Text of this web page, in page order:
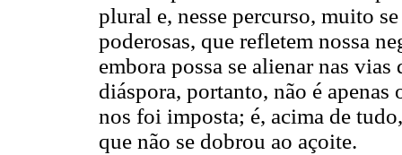
plural e, nesse percurso, muito
poderosas, que refletem nossa
embora possa se alienar nas
diáspora, portanto, não é
nos foi imposta; é, acima de
que não se dobrou ao açoite.